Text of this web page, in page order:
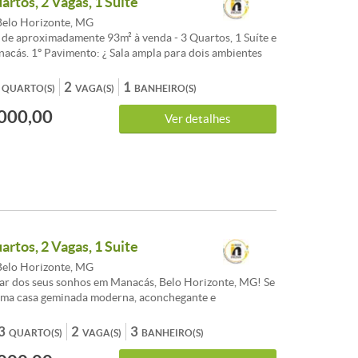
Horizonte, MG
aproximadamente 93m² à venda - 3 Quartos, 1 Suíte e
1º Pavimento: ¿ Sala ampla para dois ambientes
planejados e piso em porcelanato. ¿ Lavabo com
acabamento. ¿ Escada de acesso ao 2º pavimento. ¿ 2
sendo uma semicoberta e outra descoberta. 2º
03 quartos com piso em laminado de madeira, sendo 1
QUARTO(S) VAGA(S)
2 BANHEIRO(S)
1
Ver detalhes
2 Vagas, 1 Suite
Horizonte, MG
dos seus sonhos em Manacás, Belo Horizonte, MG! Se
casa geminada moderna, aconchegante e
Apresentamos esta excelente casa duplex em
imóvel que se destaca pela sua planta inteligente,
QUARTO(S) VAGA(S)
2 BANHEIRO(S)
3